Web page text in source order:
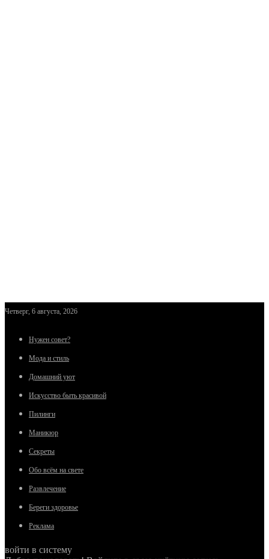
Четверг, 6 августа, 2026
Нужен совет?
Мода и стиль
Домашний уют
Искусство быть красивой
Пилинги
Маникюр
Секреты
Обо всём на свете
Развлечение
Береги здоровье
Реклама
войти в систему